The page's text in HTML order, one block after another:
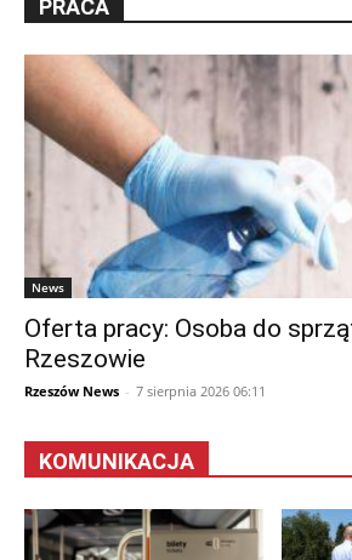
PRACA
News
Oferta pracy: Osoba do
Rzeszowie
Rzeszów News - 7 sierpnia 2026 06:11
KOMUNIKACJA